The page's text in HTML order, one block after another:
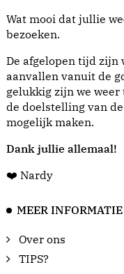
Wat mooi dat jullie
bezoeken.
De afgelopen tijd zijn
aanvallen vanuit de
gelukkig zijn we
de doelstelling van
mogelijk maken.
Dank jullie allemaal!
❤️ Nardy
MEER INFORMATIE
Over ons
TIPS?